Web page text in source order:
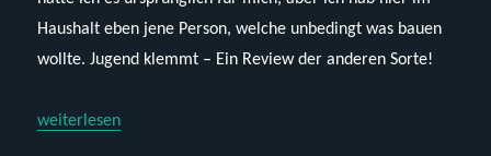
Haushalt eben jene Person, welche unbedingt was bauen
wollte. Jugend klemmt – Ein Review der anderen Sorte!
„Lego 60249 – Street Sweeper (Straßenkehrmaschine)“
weiterlesen